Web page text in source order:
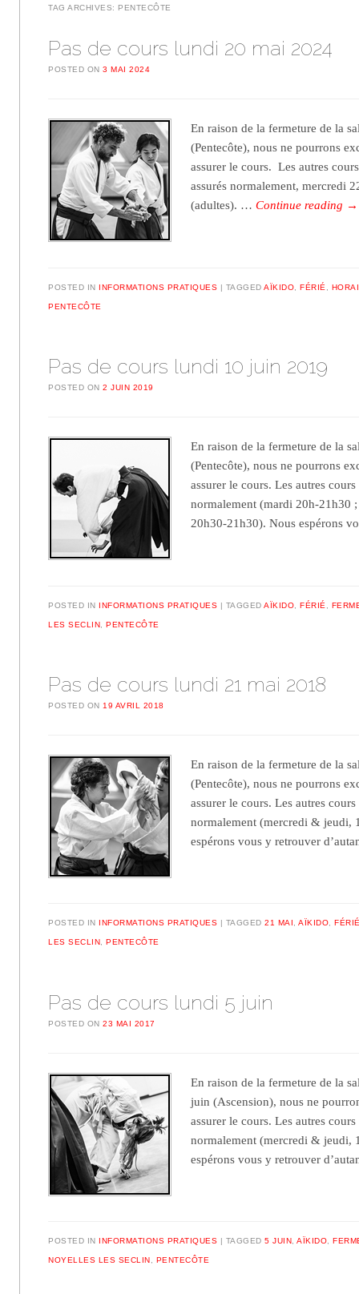
TAG ARCHIVES: PENTECÔTE
Pas de cours lundi 20 mai 2024
POSTED ON3 MAI 2024
En raison de la fermeture de la
(Pentecôte), nous ne pourrons
assurer le cours. Les autres
assurés normalement, mercredi
(adultes). …Continue reading →
POSTED IN INFORMATIONS PRATIQUES TAGGEDAÏKIDO ,FÉRIÉ
PENTECÔTE
Pas de cours lundi 10 juin 2019
POSTED ON2 JUIN 2019
En raison de la fermeture de la
(Pentecôte), nous ne pourrons
assurer le cours. Les autres
normalement (mardi 20h-21h30
20h30-21h30). Nous espérons
POSTED IN INFORMATIONS PRATIQUES TAGGEDAÏKIDO ,FÉRIÉ
LES SECLIN ,PENTECÔTE
Pas de cours lundi 21 mai 2018
POSTED ON 19 AVRIL 2018
En raison de la fermeture de la
(Pentecôte), nous ne pourrons
assurer le cours. Les autres
normalement (mercredi & jeudi,
espérons vous y retrouver
POSTED IN INFORMATIONS PRATIQUES TAGGED21 MAI ,AÏKIDO,
LES SECLIN, PENTECÔTE
Pas de cours lundi 5 juin
POSTED ON23 MAI 2017
En raison de la fermeture de la
juin (Ascension), nous ne
assurer le cours. Les autres
normalement (mercredi & jeudi,
espérons vous y retrouver
POSTED IN INFORMATIONS PRATIQUES TAGGED5 JUIN,AÏKIDO,
NOYELLES LES SECLIN, PENTECÔTE